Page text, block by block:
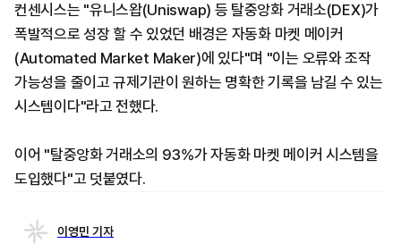
컨센시스는 "유니스왑(Uniswap) 등 탈중앙화 거래소(DEX)가
폭발적으로 성장 할 수 있었던 배경은 자동화 마켓 메이커
(Automated Market Maker)에 있다"며 "이는 오류와 조작
가능성을 줄이고 규제기관이 원하는 명확한 기록을 남길 수 있는
시스템이다"라고 전했다.
이어 "탈중앙화 거래소의 93%가 자동화 마켓 메이커 시스템을
도입했다"고 덧붙였다.
이영민 기자